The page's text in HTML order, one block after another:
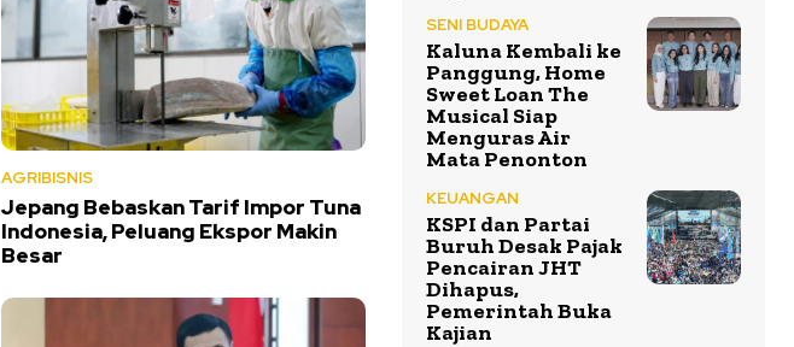
AGRIBISNIS
Jepang Bebaskan Tarif Impor Tuna
Indonesia, Peluang Ekspor Makin
Besar
SENI BUDAYA
Kaluna Kembali ke
Panggung, Home
Sweet Loan The
Musical Siap
Menguras Air
Mata Penonton
KEUANGAN
KSPI dan Partai
Buruh Desak Pajak
Pencairan JHT
Dihapus,
Pemerintah Buka
Kajian